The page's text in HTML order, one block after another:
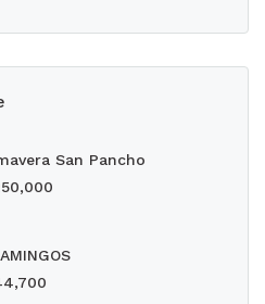
San Pancho